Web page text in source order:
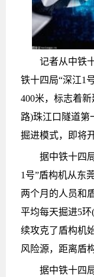
记者从中铁
铁十四局“深江1
400米，标志着
路)珠江口隧道第
掘进模式，即将
据中铁十四
1号”盾构机从东
两个月的人员和
平均每天掘进5
续攻克了盾构机
风险源，距离盾
据中铁十四